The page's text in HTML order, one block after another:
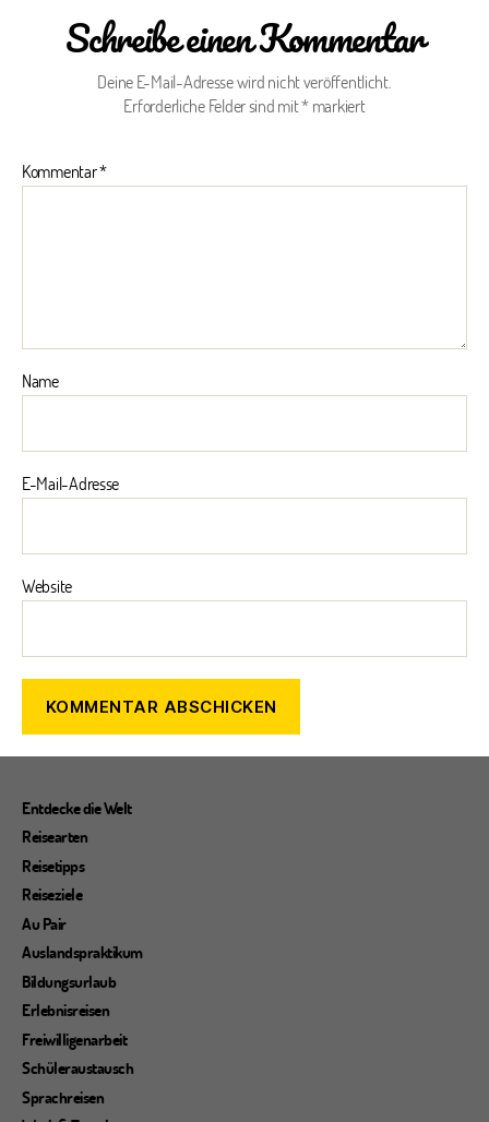
Schreibe einen Kommentar
Deine E-Mail-Adresse wird nicht veröffentlicht.
Erforderliche Felder sind mit*markiert
Kommentar*
Name
E-Mail-Adresse
Website
Entdecke die Welt
Reisearten
Reisetipps
Reiseziele
Au Pair
Auslandspraktikum
Bildungsurlaub
Erlebnisreisen
Freiwilligenarbeit
Schüleraustausch
Sprachreisen